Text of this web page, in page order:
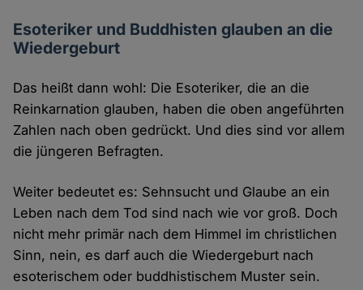
Esoteriker und Buddhisten glauben an die
Wiedergeburt
Das heißt dann wohl: Die Esoteriker, die an die
Reinkarnation glauben, haben die oben angeführten
Zahlen nach oben gedrückt. Und dies sind vor allem
die jüngeren Befragten.
Weiter bedeutet es: Sehnsucht und Glaube an ein
Leben nach dem Tod sind nach wie vor groß. Doch
nicht mehr primär nach dem Himmel im christlichen
Sinn, nein, es darf auch die Wiedergeburt nach
esoterischem oder buddhistischem Muster sein.